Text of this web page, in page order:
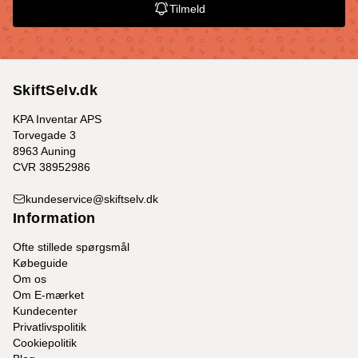
Tilmeld
SkiftSelv.dk
KPA Inventar APS
Torvegade 3
8963 Auning
CVR 38952986
kundeservice@skiftselv.dk
Information
Ofte stillede spørgsmål
Købeguide
Om os
Om E-mærket
Kundecenter
Privatlivspolitik
Cookiepolitik